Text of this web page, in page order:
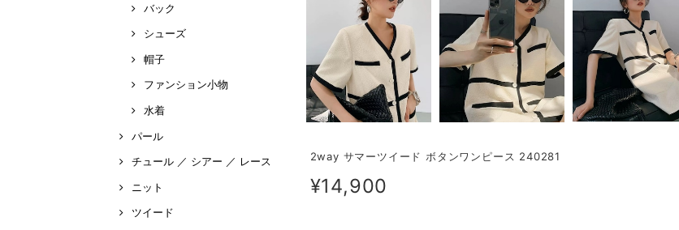
バック
シューズ
帽子
ファンション小物
水着
パール
チュール ／ シアー ／ レース
ニット
ツイード
2way サマーツイード ボタンワンピース 240281
¥14,900